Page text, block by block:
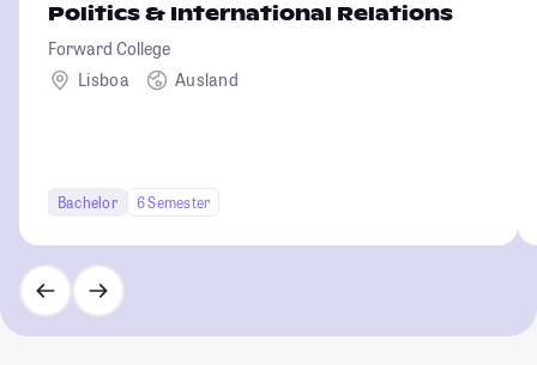
Politics & International Relations
Forward College
Lisboa
Ausland
Bachelor 6 Semester